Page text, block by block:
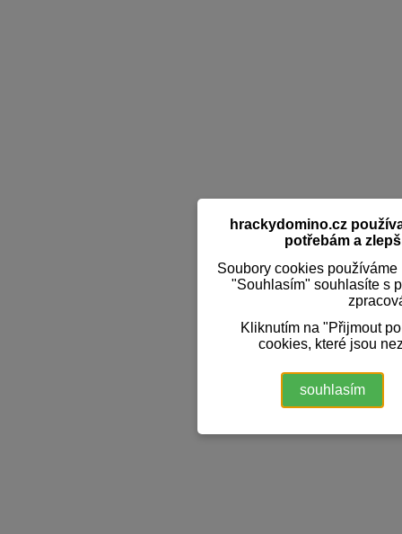
hrackydomino.cz
potřebám a
Soubory cookies
"Souhlasím" souhlasíte s
Kliknutím na "Přijmout
cookies, které jsou
souhlasím